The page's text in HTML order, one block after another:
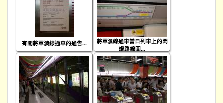
有關將軍澳線通車的通告...
將軍澳線通車當日列車上的閃
燈路線圖...